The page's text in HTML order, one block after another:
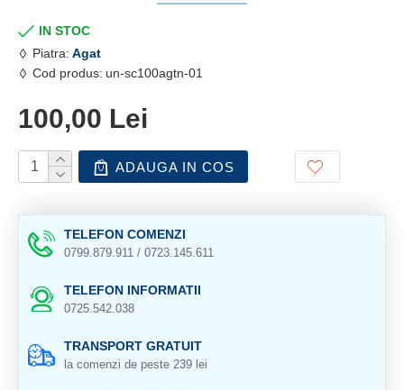
IN STOC
Piatra: Agat
Cod produs: un-sc100agtn-01
100,00 Lei
ADAUGA IN COS
TELEFON COMENZI
0799.879.911 / 0723.145.611
TELEFON INFORMATII
0725.542.038
TRANSPORT GRATUIT
la comenzi de peste 239 lei